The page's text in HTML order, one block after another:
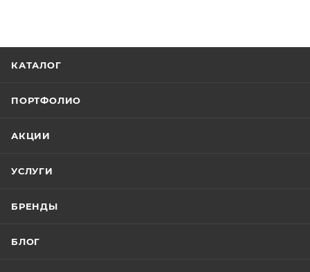
КАТАЛОГ
ПОРТФОЛИО
АКЦИИ
УСЛУГИ
БРЕНДЫ
БЛОГ